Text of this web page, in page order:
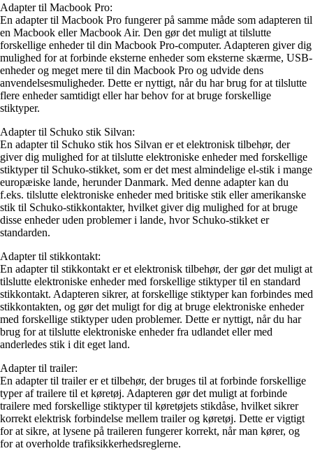
Adapter til Macbook Pro:
En adapter til Macbook Pro fungerer på samme måde som adapteren til
en Macbook eller Macbook Air. Den gør det muligt at tilslutte
forskellige enheder til din Macbook Pro-computer. Adapteren giver dig
mulighed for at forbinde eksterne enheder som eksterne skærme, USB-
enheder og meget mere til din Macbook Pro og udvide dens
anvendelsesmuligheder. Dette er nyttigt, når du har brug for at tilslutte
flere enheder samtidigt eller har behov for at bruge forskellige
stiktyper.
Adapter til Schuko stik Silvan:
En adapter til Schuko stik hos Silvan er et elektronisk tilbehør, der
giver dig mulighed for at tilslutte elektroniske enheder med forskellige
stiktyper til Schuko-stikket, som er det mest almindelige el-stik i mange
europæiske lande, herunder Danmark. Med denne adapter kan du
f.eks. tilslutte elektroniske enheder med britiske stik eller amerikanske
stik til Schuko-stikkontakter, hvilket giver dig mulighed for at bruge
disse enheder uden problemer i lande, hvor Schuko-stikket er
standarden.
Adapter til stikkontakt:
En adapter til stikkontakt er et elektronisk tilbehør, der gør det muligt at
tilslutte elektroniske enheder med forskellige stiktyper til en standard
stikkontakt. Adapteren sikrer, at forskellige stiktyper kan forbindes med
stikkontakten, og gør det muligt for dig at bruge elektroniske enheder
med forskellige stiktyper uden problemer. Dette er nyttigt, når du har
brug for at tilslutte elektroniske enheder fra udlandet eller med
anderledes stik i dit eget land.
Adapter til trailer:
En adapter til trailer er et tilbehør, der bruges til at forbinde forskellige
typer af trailere til et køretøj. Adapteren gør det muligt at forbinde
trailere med forskellige stiktyper til køretøjets stikdåse, hvilket sikrer
korrekt elektrisk forbindelse mellem trailer og køretøj. Dette er vigtigt
for at sikre, at lysene på traileren fungerer korrekt, når man kører, og
for at overholde trafiksikkerhedsreglerne.